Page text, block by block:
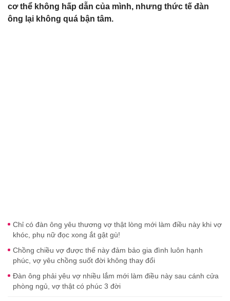
cơ thể không hấp dẫn của mình, nhưng thức tế đàn
ông lại không quá bận tâm.
Chỉ có đàn ông yêu thương vợ thật lòng mới làm điều này khi vợ
khóc, phụ nữ đọc xong ắt gật gù!
Chồng chiều vợ được thế này đảm bảo gia đình luôn hạnh
phúc, vợ yêu chồng suốt đời không thay đổi
Đàn ông phải yêu vợ nhiều lắm mới làm điều này sau cánh cửa
phòng ngủ, vợ thật có phúc 3 đời